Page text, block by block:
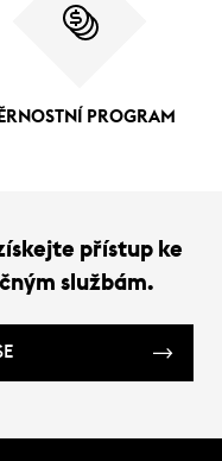
PROGRAM
přístup ke
službám.